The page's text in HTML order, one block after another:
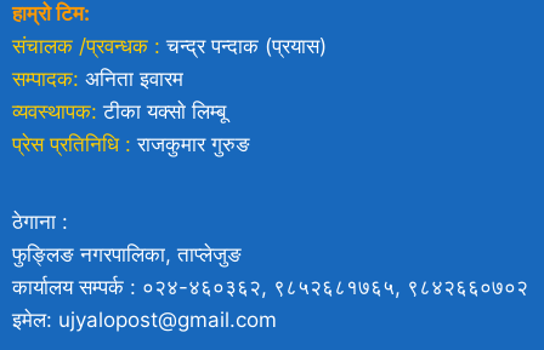
हाम्रो टिम:
संचालक /प्रवन्धक : चन्द्र पन्दाक (प्रयास)
सम्पादक: अनिता इवारम
व्यवस्थापक: टीका यक्साे लिम्बू
प्रेस प्रतिनिधि : राजकुमार गुरुङ
ठेगाना :
फुङ्लिङ नगरपालिका, ताप्लेजुङ
कार्यालय सम्पर्क : ०२४-४६०३६२, ९८५२६८१७६५, ९८४२६६०७०२
इमेल: ujyalopost@gmail.com